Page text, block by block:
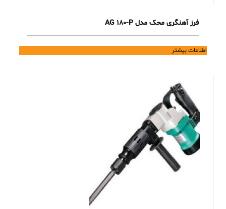
فرز آهنگری محک مدل AG 180-P
اطلاعات بیشتر